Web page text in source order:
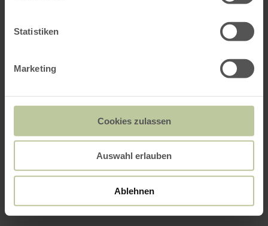
Statistiken
Marketing
Cookies zulassen
Auswahl erlauben
Ablehnen